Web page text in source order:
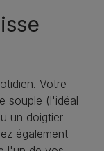
Votre
souple (l'idéal
un doigtier
également